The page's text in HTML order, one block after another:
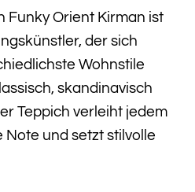
Funky Orient Kirman ist
der sich
Wohnstile
skandinavisch
Teppich verleiht jedem
Note und setzt stilvolle